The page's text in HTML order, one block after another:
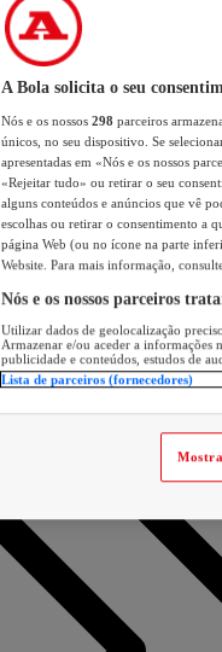
A Bola solicita o seu
Nós e os nossos 298 parceiros
únicos, no seu dispositivo. Se
apresentadas em «Nós e os nossos
«Rejeitar tudo» ou retirar o seu
alguns conteúdos e anúncios que vê
escolhas ou retirar o consentimento a
página Web (ou no ícone na parte
Website. Para mais informação,
Nós e os nossos parceiros
Utilizar dados de geolocalização
Armazenar e/ou aceder a informações
publicidade e conteúdos, estudos de
Lista de parceiros (fornecedores)